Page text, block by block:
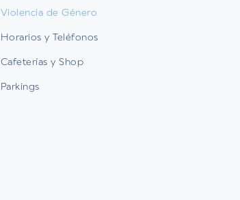
Violencia de Género
Horarios y Teléfonos
Cafeterías y Shop
Parkings